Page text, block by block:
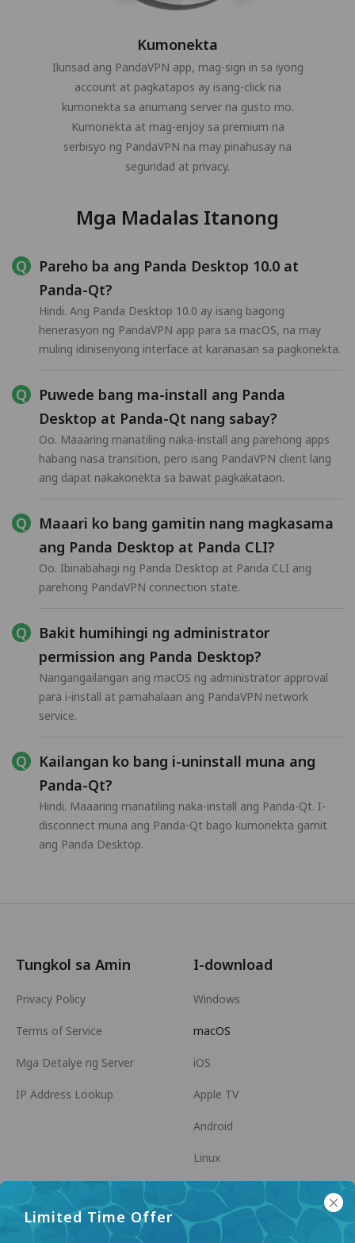
Kumonekta
Ilunsad ang PandaVPN app, mag-sign in sa iyong
account at pagkatapos ay isang-click na
kumonekta sa anumang server na gusto mo.
Kumonekta at mag-enjoy sa premium na
serbisyo ng PandaVPN na may pinahusay na
seguridad at privacy.
Mga Madalas Itanong
Pareho ba ang Panda Desktop 10.0 at
Panda-Qt?
Hindi. Ang Panda Desktop 10.0 ay isang bagong
henerasyon ng PandaVPN app para sa macOS, na may
muling idinisenyong interface at karanasan sa pagkonekta.
Puwede bang ma-install ang Panda
Desktop at Panda-Qt nang sabay?
Oo. Maaaring manatiling naka-install ang parehong apps
habang nasa transition, pero isang PandaVPN client lang
ang dapat nakakonekta sa bawat pagkakataon.
Maaari ko bang gamitin nang magkasama
ang Panda Desktop at Panda CLI?
Oo. Ibinabahagi ng Panda Desktop at Panda CLI ang
parehong PandaVPN connection state.
Bakit humihingi ng administrator
permission ang Panda Desktop?
Nangangailangan ang macOS ng administrator approval
para i-install at pamahalaan ang PandaVPN network
service.
Kailangan ko bang i-uninstall muna ang
Panda-Qt?
Hindi. Maaaring manatiling naka-install ang Panda-Qt. I-
disconnect muna ang Panda-Qt bago kumonekta gamit
ang Panda Desktop.
Limited Time Offer
Tungkol sa Amin
Privacy Policy
Terms of Service
Mga Detalye ng Server
IP Address Lookup
I-download
Windows
macOS
iOS
Apple TV
Android
Linux
Android TV
Help Center Kooperasyon